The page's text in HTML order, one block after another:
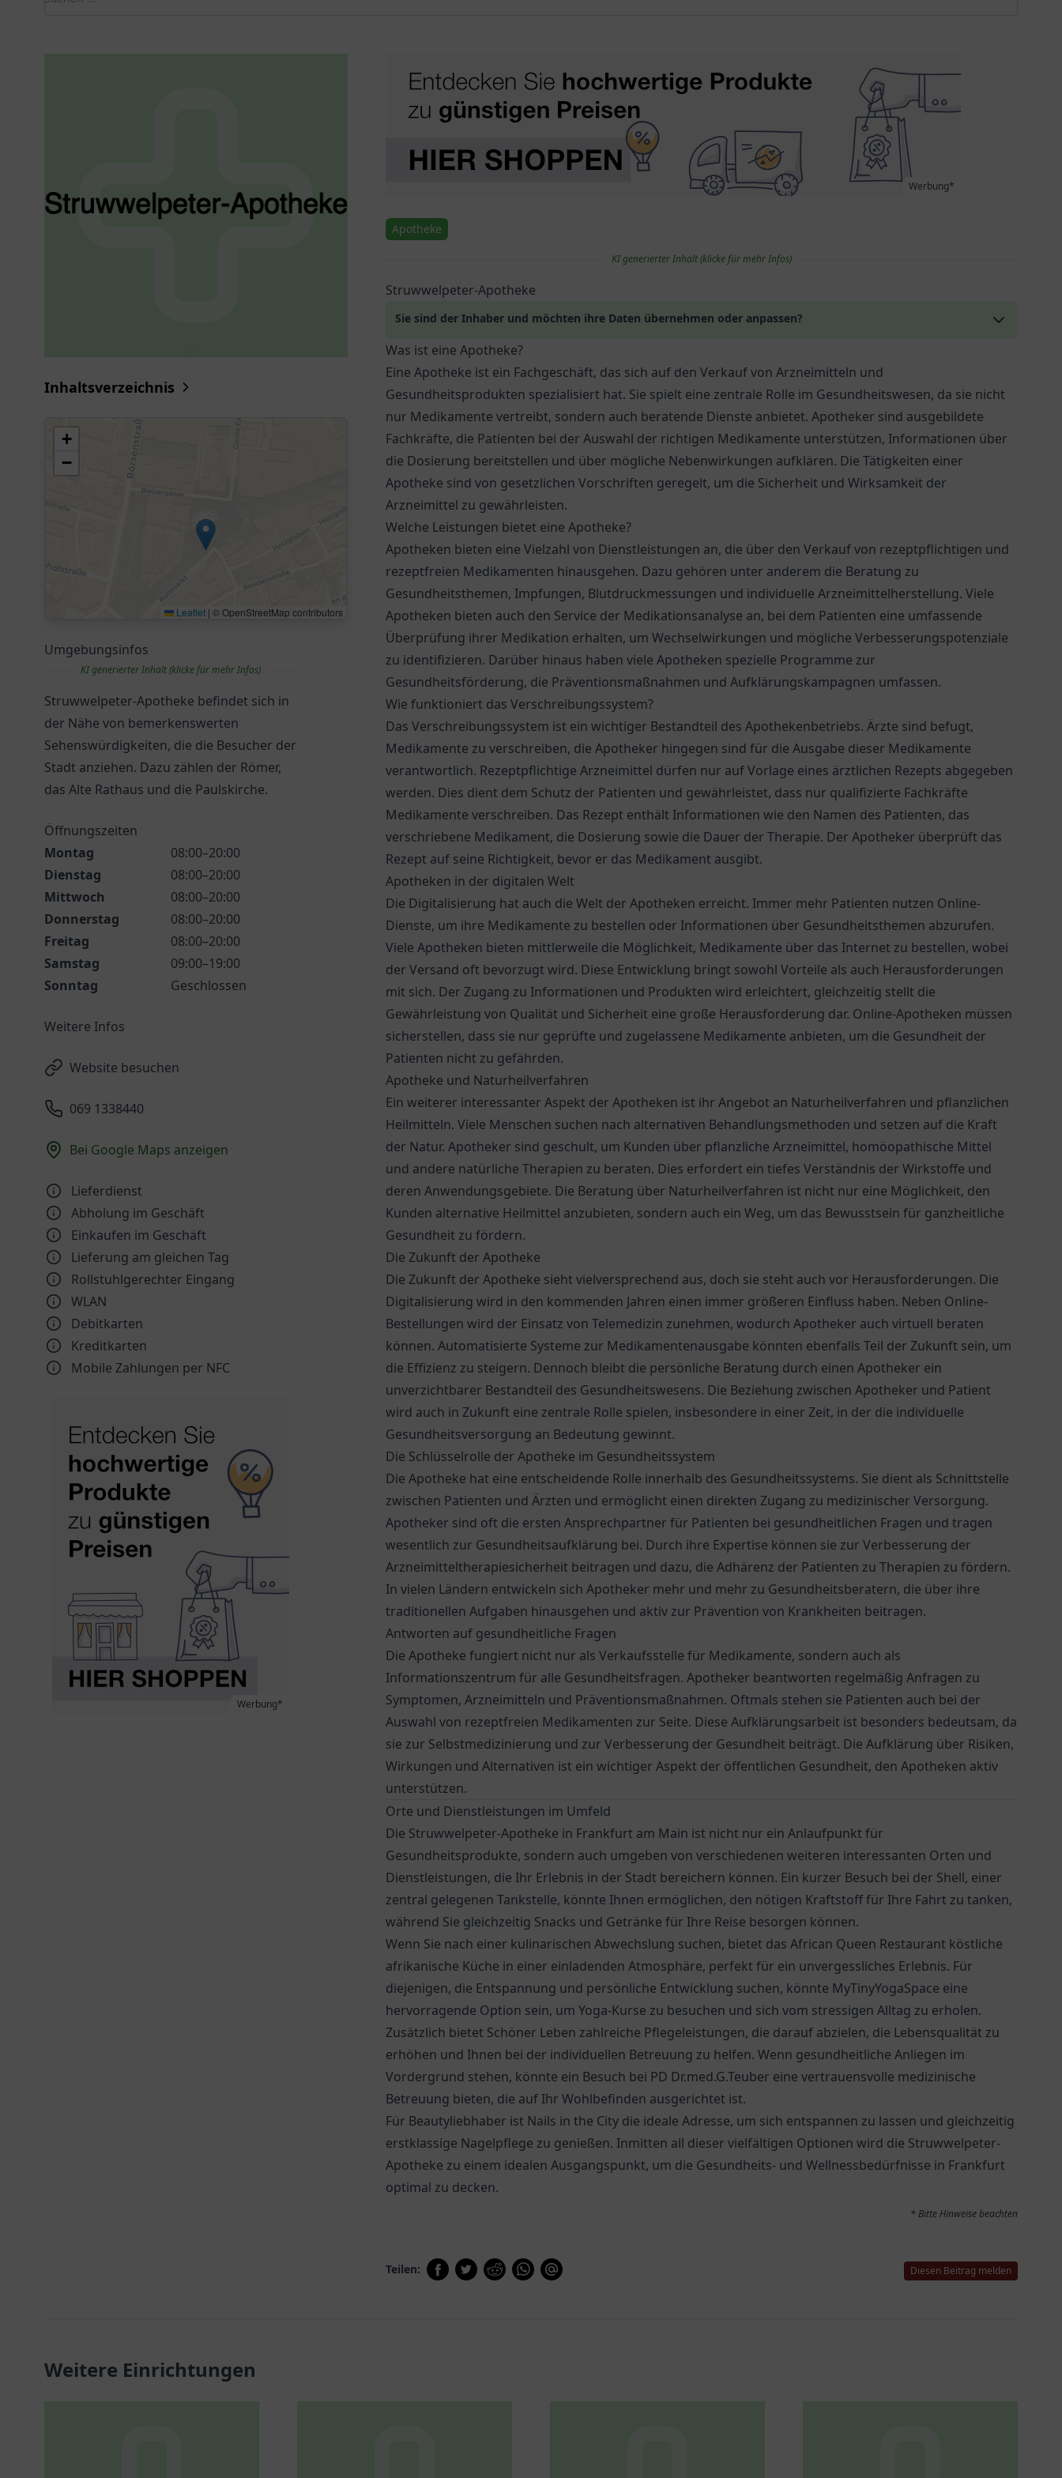
Inhaltsverzeichnis
+
−
Leaflet | © OpenStreetMap contributors
Umgebungsinfos
KI generierter Inhalt (klicke für mehr Infos)
Struwwelpeter-Apotheke befindet sich in
der Nähe von bemerkenswerten
Sehenswürdigkeiten, die die Besucher der
Stadt anziehen. Dazu zählen der Römer,
das Alte Rathaus und die Paulskirche.
Öffnungszeiten
Montag
08:00–20:00
Dienstag
08:00–20:00
Mittwoch
08:00–20:00
Donnerstag
08:00–20:00
Freitag
08:00–20:00
Samstag
09:00–19:00
Sonntag
Geschlossen
Weitere Infos
Website besuchen
069 1338440
Bei Google Maps anzeigen
Lieferdienst
Abholung im Geschäft
Einkaufen im Geschäft
Lieferung am gleichen Tag
Rollstuhlgerechter Eingang
WLAN
Debitkarten
Kreditkarten
Mobile Zahlungen per NFC
Werbung*
Werbung*
Apotheke
KI generierter Inhalt (klicke für mehr Infos)
Struwwelpeter-Apotheke
Sie sind der Inhaber und möchten ihre Daten übernehmen oder anpassen?
Was ist eine Apotheke?
Eine Apotheke ist ein Fachgeschäft, das sich auf den Verkauf von Arzneimitteln und
Gesundheitsprodukten spezialisiert hat. Sie spielt eine zentrale Rolle im Gesundheitswesen, da sie nicht
nur Medikamente vertreibt, sondern auch beratende Dienste anbietet. Apotheker sind ausgebildete
Fachkräfte, die Patienten bei der Auswahl der richtigen Medikamente unterstützen, Informationen über
die Dosierung bereitstellen und über mögliche Nebenwirkungen aufklären. Die Tätigkeiten einer
Apotheke sind von gesetzlichen Vorschriften geregelt, um die Sicherheit und Wirksamkeit der
Arzneimittel zu gewährleisten.
Welche Leistungen bietet eine Apotheke?
Apotheken bieten eine Vielzahl von Dienstleistungen an, die über den Verkauf von rezeptpflichtigen und
rezeptfreien Medikamenten hinausgehen. Dazu gehören unter anderem die Beratung zu
Gesundheitsthemen, Impfungen, Blutdruckmessungen und individuelle Arzneimittelherstellung. Viele
Apotheken bieten auch den Service der Medikationsanalyse an, bei dem Patienten eine umfassende
Überprüfung ihrer Medikation erhalten, um Wechselwirkungen und mögliche Verbesserungspotenziale
zu identifizieren. Darüber hinaus haben viele Apotheken spezielle Programme zur
Gesundheitsförderung, die Präventionsmaßnahmen und Aufklärungskampagnen umfassen.
Wie funktioniert das Verschreibungssystem?
Das Verschreibungssystem ist ein wichtiger Bestandteil des Apothekenbetriebs. Ärzte sind befugt,
Medikamente zu verschreiben, die Apotheker hingegen sind für die Ausgabe dieser Medikamente
verantwortlich. Rezeptpflichtige Arzneimittel dürfen nur auf Vorlage eines ärztlichen Rezepts abgegeben
werden. Dies dient dem Schutz der Patienten und gewährleistet, dass nur qualifizierte Fachkräfte
Medikamente verschreiben. Das Rezept enthält Informationen wie den Namen des Patienten, das
verschriebene Medikament, die Dosierung sowie die Dauer der Therapie. Der Apotheker überprüft das
Rezept auf seine Richtigkeit, bevor er das Medikament ausgibt.
Apotheken in der digitalen Welt
Die Digitalisierung hat auch die Welt der Apotheken erreicht. Immer mehr Patienten nutzen Online-
Dienste, um ihre Medikamente zu bestellen oder Informationen über Gesundheitsthemen abzurufen.
Viele Apotheken bieten mittlerweile die Möglichkeit, Medikamente über das Internet zu bestellen, wobei
der Versand oft bevorzugt wird. Diese Entwicklung bringt sowohl Vorteile als auch Herausforderungen
mit sich. Der Zugang zu Informationen und Produkten wird erleichtert, gleichzeitig stellt die
Gewährleistung von Qualität und Sicherheit eine große Herausforderung dar. Online-Apotheken müssen
sicherstellen, dass sie nur geprüfte und zugelassene Medikamente anbieten, um die Gesundheit der
Patienten nicht zu gefährden.
Apotheke und Naturheilverfahren
Ein weiterer interessanter Aspekt der Apotheken ist ihr Angebot an Naturheilverfahren und pflanzlichen
Heilmitteln. Viele Menschen suchen nach alternativen Behandlungsmethoden und setzen auf die Kraft
der Natur. Apotheker sind geschult, um Kunden über pflanzliche Arzneimittel, homöopathische Mittel
und andere natürliche Therapien zu beraten. Dies erfordert ein tiefes Verständnis der Wirkstoffe und
deren Anwendungsgebiete. Die Beratung über Naturheilverfahren ist nicht nur eine Möglichkeit, den
Kunden alternative Heilmittel anzubieten, sondern auch ein Weg, um das Bewusstsein für ganzheitliche
Gesundheit zu fördern.
Die Zukunft der Apotheke
Die Zukunft der Apotheke sieht vielversprechend aus, doch sie steht auch vor Herausforderungen. Die
Digitalisierung wird in den kommenden Jahren einen immer größeren Einfluss haben. Neben Online-
Bestellungen wird der Einsatz von Telemedizin zunehmen, wodurch Apotheker auch virtuell beraten
können. Automatisierte Systeme zur Medikamentenausgabe könnten ebenfalls Teil der Zukunft sein, um
die Effizienz zu steigern. Dennoch bleibt die persönliche Beratung durch einen Apotheker ein
unverzichtbarer Bestandteil des Gesundheitswesens. Die Beziehung zwischen Apotheker und Patient
wird auch in Zukunft eine zentrale Rolle spielen, insbesondere in einer Zeit, in der die individuelle
Gesundheitsversorgung an Bedeutung gewinnt.
Die Schlüsselrolle der Apotheke im Gesundheitssystem
Die Apotheke hat eine entscheidende Rolle innerhalb des Gesundheitssystems. Sie dient als Schnittstelle
zwischen Patienten und Ärzten und ermöglicht einen direkten Zugang zu medizinischer Versorgung.
Apotheker sind oft die ersten Ansprechpartner für Patienten bei gesundheitlichen Fragen und tragen
wesentlich zur Gesundheitsaufklärung bei. Durch ihre Expertise können sie zur Verbesserung der
Arzneimitteltherapiesicherheit beitragen und dazu, die Adhärenz der Patienten zu Therapien zu fördern.
In vielen Ländern entwickeln sich Apotheker mehr und mehr zu Gesundheitsberatern, die über ihre
traditionellen Aufgaben hinausgehen und aktiv zur Prävention von Krankheiten beitragen.
Antworten auf gesundheitliche Fragen
Die Apotheke fungiert nicht nur als Verkaufsstelle für Medikamente, sondern auch als
Informationszentrum für alle Gesundheitsfragen. Apotheker beantworten regelmäßig Anfragen zu
Symptomen, Arzneimitteln und Präventionsmaßnahmen. Oftmals stehen sie Patienten auch bei der
Auswahl von rezeptfreien Medikamenten zur Seite. Diese Aufklärungsarbeit ist besonders bedeutsam, da
sie zur Selbstmedizinierung und zur Verbesserung der Gesundheit beiträgt. Die Aufklärung über Risiken,
Wirkungen und Alternativen ist ein wichtiger Aspekt der öffentlichen Gesundheit, den Apotheken aktiv
unterstützen.
Orte und Dienstleistungen im Umfeld
Die Struwwelpeter-Apotheke in Frankfurt am Main ist nicht nur ein Anlaufpunkt für
Gesundheitsprodukte, sondern auch umgeben von verschiedenen weiteren interessanten Orten und
Dienstleistungen, die Ihr Erlebnis in der Stadt bereichern können. Ein kurzer Besuch bei der Shell, einer
zentral gelegenen Tankstelle, könnte Ihnen ermöglichen, den nötigen Kraftstoff für Ihre Fahrt zu tanken,
während Sie gleichzeitig Snacks und Getränke für Ihre Reise besorgen können.
Wenn Sie nach einer kulinarischen Abwechslung suchen, bietet das African Queen Restaurant köstliche
afrikanische Küche in einer einladenden Atmosphäre, perfekt für ein unvergessliches Erlebnis. Für
diejenigen, die Entspannung und persönliche Entwicklung suchen, könnte MyTinyYogaSpace eine
hervorragende Option sein, um Yoga-Kurse zu besuchen und sich vom stressigen Alltag zu erholen.
Zusätzlich bietet Schöner Leben zahlreiche Pflegeleistungen, die darauf abzielen, die Lebensqualität zu
erhöhen und Ihnen bei der individuellen Betreuung zu helfen. Wenn gesundheitliche Anliegen im
Vordergrund stehen, könnte ein Besuch bei PD Dr.med.G.Teuber eine vertrauensvolle medizinische
Betreuung bieten, die auf Ihr Wohlbefinden ausgerichtet ist.
Für Beautyliebhaber ist Nails in the City die ideale Adresse, um sich entspannen zu lassen und gleichzeitig
erstklassige Nagelpflege zu genießen. Inmitten all dieser vielfältigen Optionen wird die Struwwelpeter-
Apotheke zu einem idealen Ausgangspunkt, um die Gesundheits- und Wellnessbedürfnisse in Frankfurt
optimal zu decken.
* Bitte Hinweise beachten
Teilen: Diesen Beitrag melden
Weitere Einrichtungen